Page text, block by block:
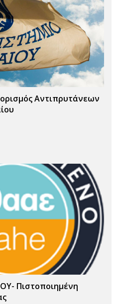
Αντιπρυτάνεων
Πιστοποιημένη